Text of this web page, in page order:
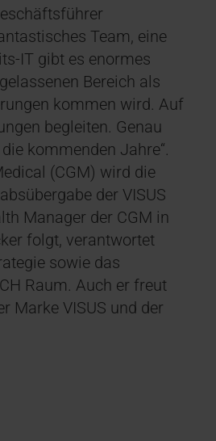
Team, eine
IT gibt es enormes
Bereich als
kommen wird. Auf
begleiten. Genau
kommenden Jahre“.
(CGM) wird die
der VISUS
Manager der CGM in
folgt, verantwortet
sowie das
Raum. Auch er freut
Marke VISUS und der